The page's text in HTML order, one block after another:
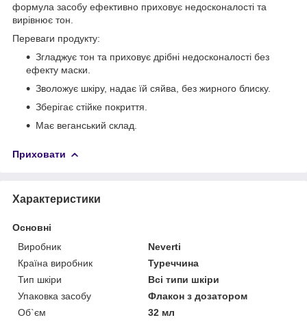
формула засобу ефективно приховує недосконалості та
вирівнює тон.
Переваги продукту:
Згладжує тон та приховує дрібні недосконалості без
ефекту маски.
Зволожує шкіру, надає їй сяйва, без жирного блиску.
Зберігає стійке покриття.
Має веганський склад.
Приховати
Характеристики
Основні
Виробник
Neverti
Країна виробник
Туреччина
Тип шкіри
Всі типи шкіри
Упаковка засобу
Флакон з дозатором
Об`єм
32 мл